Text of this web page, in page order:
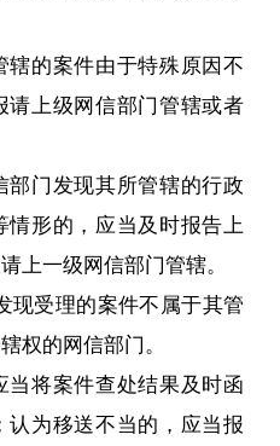
的案件由于特殊原因不
上级网信部门管辖或者
门发现其所管辖的行政
形的，应当及时报告上
上一级网信部门管辖。
现受理的案件不属于其管
权的网信部门。
将案件查处结果及时函
为移送不当的，应当报